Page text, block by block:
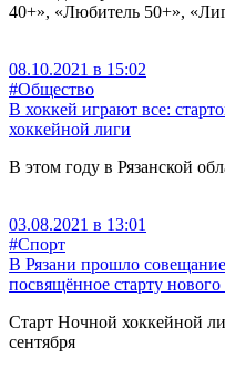
40+», «Любитель 50+»,
08.10.2021 в 15:02
#Общество
В хоккей играют все:
хоккейной лиги
В этом году в Рязанской
03.08.2021 в 13:01
#Спорт
В Рязани прошло
посвящённое старту нового
Старт Ночной хоккейной
сентября